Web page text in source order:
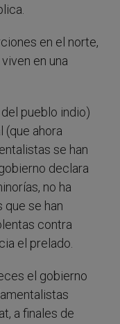
en el norte,
en una
pueblo indio)
ahora
se han
declara
no ha
que se han
contra
el prelado.
el gobierno
a finales de